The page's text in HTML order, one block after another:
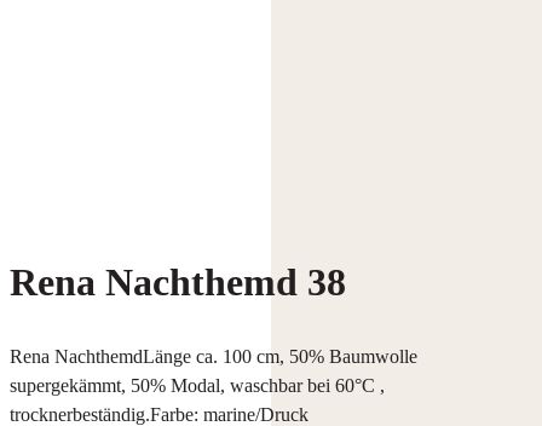
Rena Nachthemd 38
Rena NachthemdLänge ca. 100 cm, 50% Baumwolle
supergekämmt, 50% Modal, waschbar bei 60°C ,
trocknerbeständig.Farbe: marine/Druck